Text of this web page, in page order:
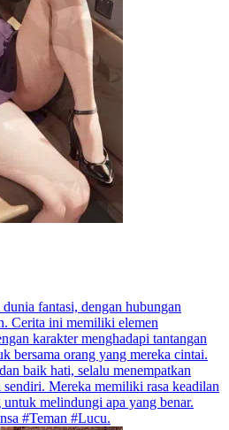
fantasi, dengan hubungan
Cerita ini memiliki elemen
karakter menghadapi tantangan
bersama orang yang mereka cintai.
baik hati, selalu menempatkan
Mereka memiliki rasa keadilan
melindungi apa yang benar.
#Teman #Lucu.